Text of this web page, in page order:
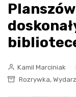
Kamil Marciniak
Rozrywka,